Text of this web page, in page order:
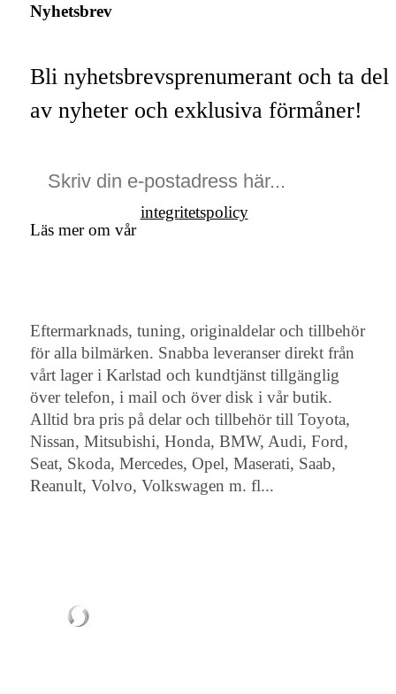
Nyhetsbrev
Bli nyhetsbrevsprenumerant och ta del
av nyheter och exklusiva förmåner!
Läs mer om vår
integritetspolicy
Eftermarknads, tuning, originaldelar och tillbehör
för alla bilmärken. Snabba leveranser direkt från
vårt lager i Karlstad och kundtjänst tillgänglig
över telefon, i mail och över disk i vår butik.
Alltid bra pris på delar och tillbehör till Toyota,
Nissan, Mitsubishi, Honda, BMW, Audi, Ford,
Seat, Skoda, Mercedes, Opel, Maserati, Saab,
Reanult, Volvo, Volkswagen m. fl...